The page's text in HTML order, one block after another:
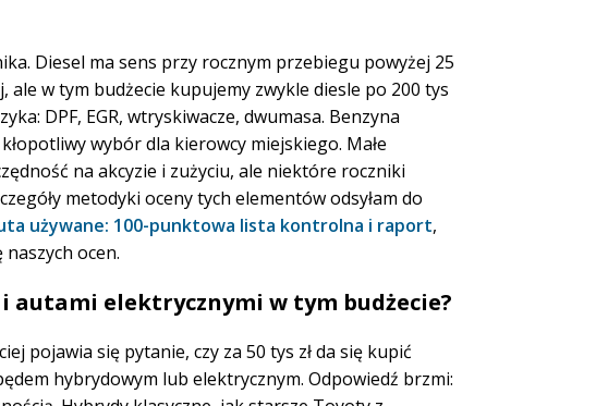
Diesel ma sens przy rocznym przebiegu powyżej 25
ale w tym budżecie kupujemy zwykle diesle po 200 tys
DPF, EGR, wtryskiwacze, dwumasa. Benzyna
wybór dla kierowcy miejskiego. Małe
na akcyzie i zużyciu, ale niektóre roczniki
metodyki oceny tych elementów odsyłam do
używane: 100-punktowa lista kontrolna i raport,
ocen.
autami elektrycznymi w tym budżecie?
pojawia się pytanie, czy za 50 tys zł da się kupić
hybrydowym lub elektrycznym. Odpowiedź brzmi: